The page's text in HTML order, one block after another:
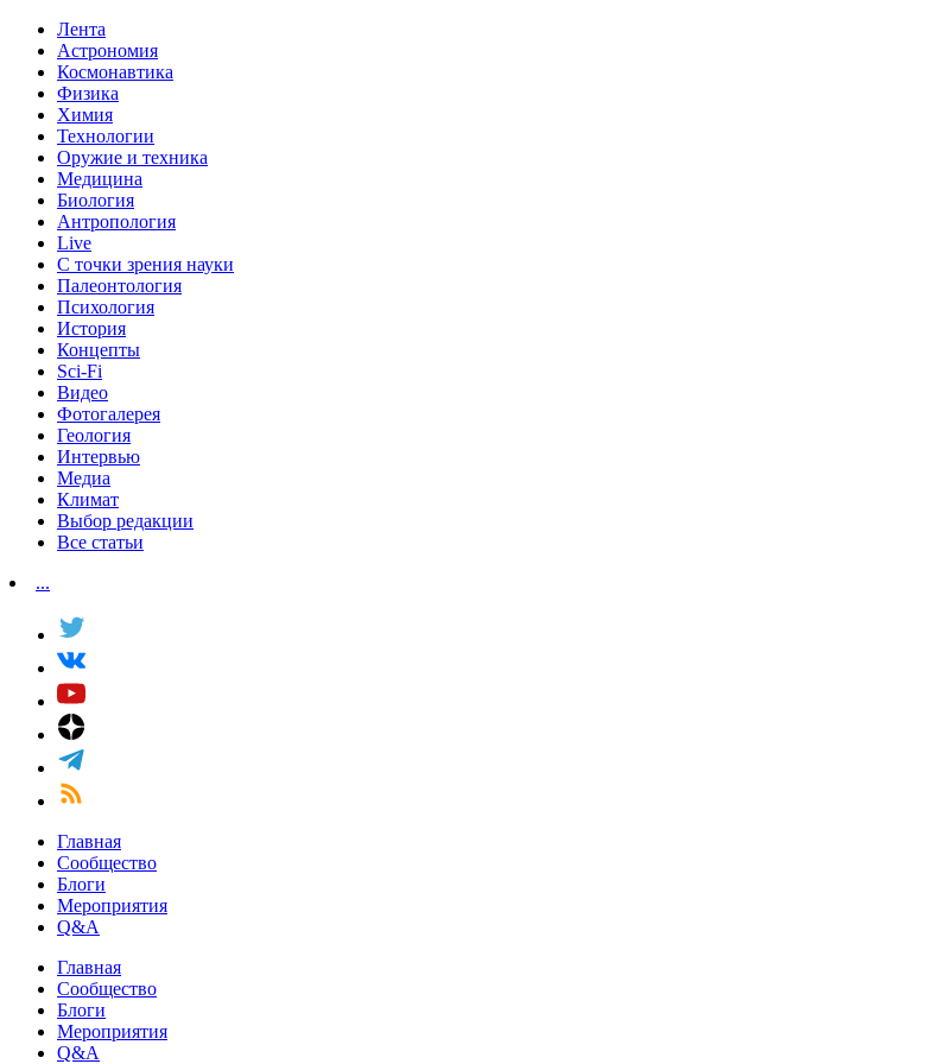
Лента
Астрономия
Космонавтика
Физика
Химия
Технологии
Оружие и техника
Медицина
Биология
Антропология
Live
С точки зрения науки
Палеонтология
Психология
История
Концепты
Sci-Fi
Видео
Фотогалерея
Геология
Интервью
Медиа
Климат
Выбор редакции
Все статьи
...
Главная
Сообщество
Блоги
Мероприятия
Q&A
Главная
Сообщество
Блоги
Мероприятия
Q&A